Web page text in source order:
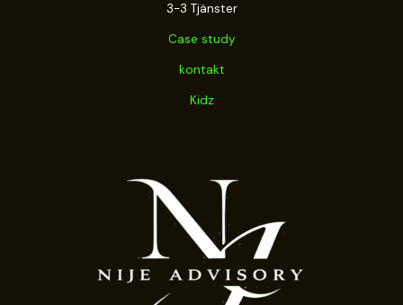
3-3 Tjänster
Case study
kontakt
Kidz